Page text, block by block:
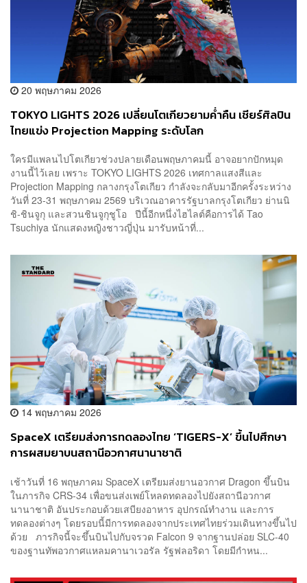
20 พฤษภาคม 2026
TOKYO LIGHTS 2026 เปลี่ยนโตเกียวยามค่ำคืน เชียร์ศิลปิน
ไทยแข่ง Projection Mapping ระดับโลก
ใครมีแพลนไปโตเกียวช่วงปลายเดือนพฤษภาคมนี้ อาจอยากปักหมุด
งานนี้ไว้เลย เพราะ TOKYO LIGHTS 2026 เทศกาลแสงสีและ
Projection Mapping กลางกรุงโตเกียว กำลังจะกลับมาอีกครั้งระหว่าง
วันที่ 23-31 พฤษภาคม 2569 บริเวณอาคารรัฐบาลกรุงโตเกียว ย่านนิ
ชิ-ชินจูกุ และสวนชินจูกุชูโอ ปีนี้อีกหนึ่งไฮไลต์คือการได้ Tao
Tsuchiya นักแสดงหญิงชาวญี่ปุ่น มารับหน้าที่...
14 พฤษภาคม 2026
SpaceX เตรียมส่งการทดลองไทย ‘TIGERS-X’ ขึ้นไปศึกษา
การผสมยาบนสถานีอวกาศนานาชาติ
เช้าวันที่ 16 พฤษภาคม SpaceX เตรียมส่งยานอวกาศ Dragon ขึ้นบิน
ในภารกิจ CRS-34 เพื่อขนส่งเพย์โหลดทดลองไปยังสถานีอวกาศ
นานาชาติ อันประกอบด้วยเสบียงอาหาร อุปกรณ์ทำงาน และการ
ทดลองต่างๆ โดยรอบนี้มีการทดลองจากประเทศไทยร่วมเดินทางขึ้นไป
ด้วย ภารกิจนี้จะขึ้นบินไปกับจรวด Falcon 9 จากฐานปล่อย SLC-40
ของฐานทัพอวกาศแหลมคานาเวอรัล รัฐฟลอริดา โดยมีกำหน...